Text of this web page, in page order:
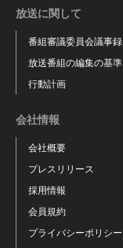
放送に関して
番組審議委員会議事録
放送番組の編集の基準
行動計画
会社情報
会社概要
プレスリリース
採用情報
会員規約
プライバシーポリシー